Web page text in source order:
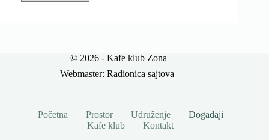
© 2026 - Kafe klub Zona
Webmaster:Radionica sajtova
Početna Prostor Udruženje
Događaji
Kafe klub
Kontakt